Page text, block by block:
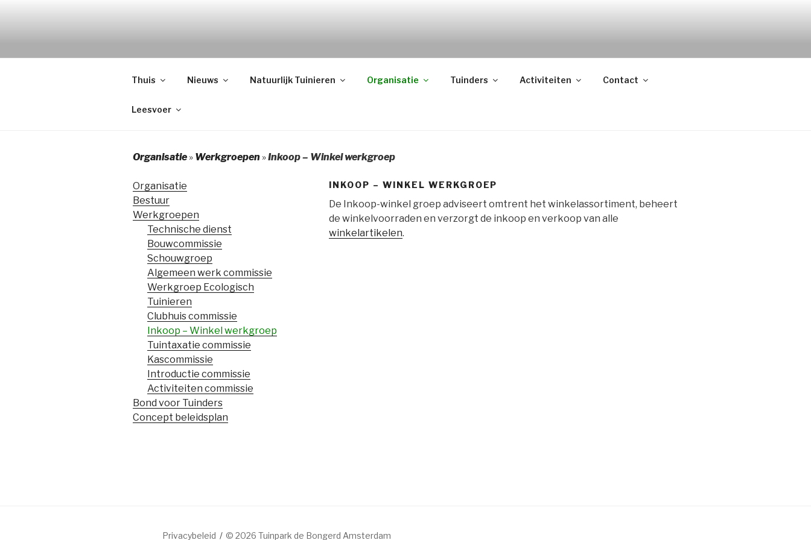
Thuis Nieuws Natuurlijk Tuinieren Organisatie Tuinders Activiteiten Contact
Leesvoer
Organisatie » Werkgroepen »Inkoop – Winkel werkgroep
Organisatie
Bestuur
Werkgroepen
Technische dienst
Bouwcommissie
Schouwgroep
Algemeen werk commissie
Werkgroep Ecologisch
Tuinieren
Clubhuis commissie
Inkoop – Winkel werkgroep
Tuintaxatie commissie
Kascommissie
Introductie commissie
Activiteiten commissie
Bond voor Tuinders
Concept beleidsplan
INKOOP – WINKEL WERKGROEP
De Inkoop-winkel groep adviseert omtrent het winkelassortiment, beheert
de winkelvoorraden en verzorgt de inkoop en verkoop van alle
winkelartikelen.
Privacybeleid © 2026 Tuinpark de Bongerd Amsterdam